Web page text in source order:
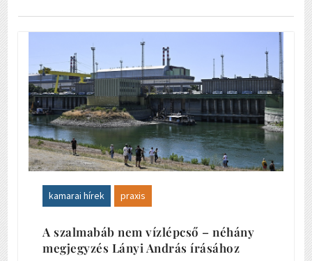
kamarai hírek praxis
A szalmabáb nem vízlépcső – néhány
megjegyzés Lányi András írásához